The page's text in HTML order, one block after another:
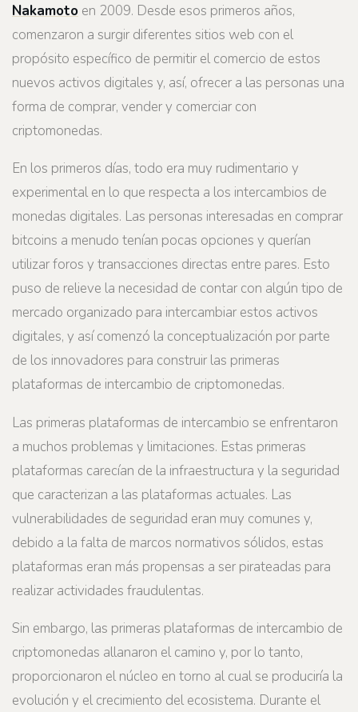
Nakamoto en 2009. Desde esos primeros años,
comenzaron a surgir diferentes sitios web con el
propósito específico de permitir el comercio de estos
nuevos activos digitales y, así, ofrecer a las personas una
forma de comprar, vender y comerciar con
criptomonedas.
En los primeros días, todo era muy rudimentario y
experimental en lo que respecta a los intercambios de
monedas digitales. Las personas interesadas en comprar
bitcoins a menudo tenían pocas opciones y querían
utilizar foros y transacciones directas entre pares. Esto
puso de relieve la necesidad de contar con algún tipo de
mercado organizado para intercambiar estos activos
digitales, y así comenzó la conceptualización por parte
de los innovadores para construir las primeras
plataformas de intercambio de criptomonedas.
Las primeras plataformas de intercambio se enfrentaron
a muchos problemas y limitaciones. Estas primeras
plataformas carecían de la infraestructura y la seguridad
que caracterizan a las plataformas actuales. Las
vulnerabilidades de seguridad eran muy comunes y,
debido a la falta de marcos normativos sólidos, estas
plataformas eran más propensas a ser pirateadas para
realizar actividades fraudulentas.
Sin embargo, las primeras plataformas de intercambio de
criptomonedas allanaron el camino y, por lo tanto,
proporcionaron el núcleo en torno al cual se produciría la
evolución y el crecimiento del ecosistema. Durante el